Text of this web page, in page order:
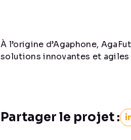
À l’origine d’Agaphone,
solutions innovantes et agiles
Partager le projet :